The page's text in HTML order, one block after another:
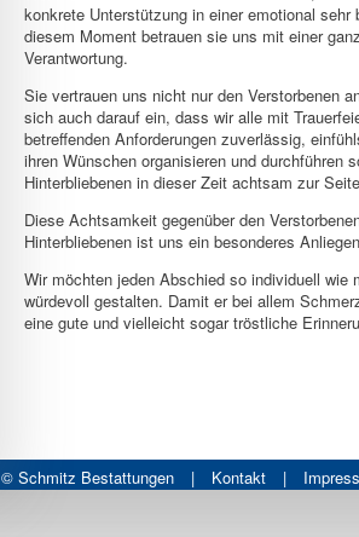
konkrete Unterstützung in einer emotional sehr
diesem Moment betrauen sie uns mit einer
Verantwortung.
Sie vertrauen uns nicht nur den Verstorbenen
sich auch darauf ein, dass wir alle mit
betreffenden Anforderungen zuverlässig,
ihren Wünschen organisieren und durchführen
Hinterbliebenen in dieser Zeit achtsam zur
Diese Achtsamkeit gegenüber den
Hinterbliebenen ist uns ein besonderes
Wir möchten jeden Abschied so individuell wie
würdevoll gestalten. Damit er bei allem
eine gute und vielleicht sogar tröstliche
© Schmitz Bestattungen | Kontakt |